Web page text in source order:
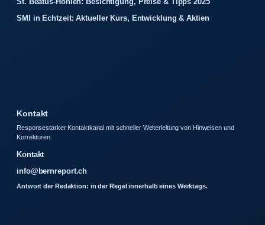
SMI in Echtzeit: Aktueller Kurs, Entwicklung & Aktien
Kontakt
Responsestarker Kontaktkanal mit schneller Weiterleitung von Hinweisen und
Korrekturen.
Kontakt
info@bernreport.ch
Antwort der Redaktion: in der Regel innerhalb eines Werktags.